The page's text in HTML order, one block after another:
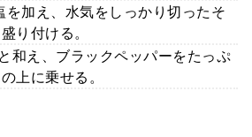
加え、水気をしっかり切ったそ
り付ける。
え、ブラックペッパーをたっぷ
上に乗せる。